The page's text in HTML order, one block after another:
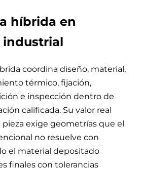
híbrida en
coordina diseño, material,
térmico, fijación,
e inspección dentro de
calificada. Su valor real
pieza exige geometrías que el
no resuelve con
el material depositado
finales con tolerancias